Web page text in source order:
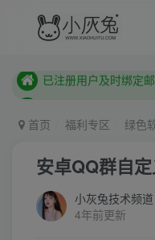
本站已开启QQ微信
本站已开启QQ微信快
首页 福利专区 绿色
安卓QQ群自
小灰兔技术频道
4年前更新